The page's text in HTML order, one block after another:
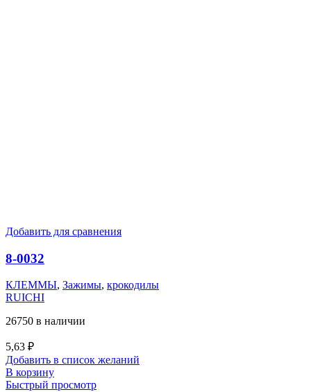
Добавить для сравнения
8-0032
КЛЕММЫ, Зажимы, крокодилы
RUICHI
26750 в наличии
5,63 ₽
Добавить в список желаний
В корзину
Быстрый просмотр